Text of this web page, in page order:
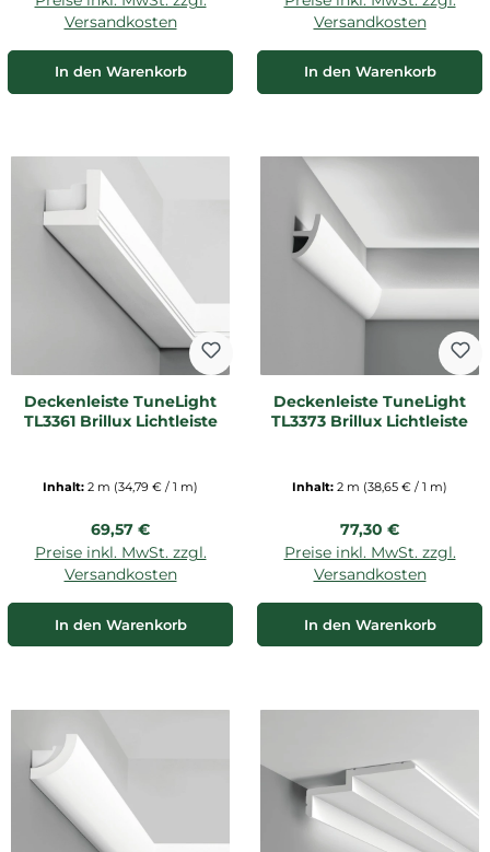
Versandkosten
In den Warenkorb
Versandkosten
In den Warenkorb
Deckenleiste TuneLight
TL3361 Brillux Lichtleiste
Inhalt: 2 m (34,79 € / 1 m)
Regulärer Preis:
69,57 €
Preise inkl. MwSt. zzgl.
Versandkosten
In den Warenkorb
Deckenleiste TuneLight
TL3373 Brillux Lichtleiste
Inhalt: 2 m (38,65 € / 1 m)
Regulärer Preis:
77,30 €
Preise inkl. MwSt. zzgl.
Versandkosten
In den Warenkorb